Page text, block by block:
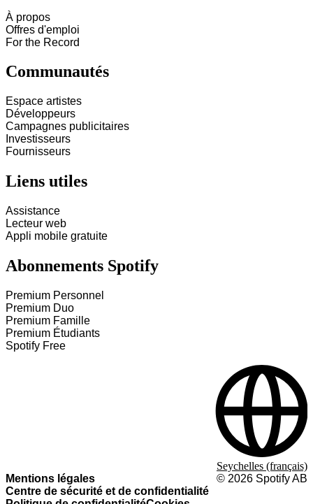
À propos
Offres d'emploi
For the Record
Communautés
Espace artistes
Développeurs
Campagnes publicitaires
Investisseurs
Fournisseurs
Liens utiles
Assistance
Lecteur web
Appli mobile gratuite
Abonnements Spotify
Premium Personnel
Premium Duo
Premium Famille
Premium Étudiants
Spotify Free
Mentions légales
Centre de sécurité et de confidentialité
© 2026 Spotify AB
Seychelles (français)